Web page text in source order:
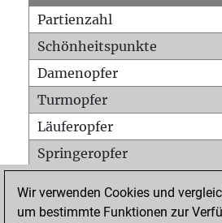
Partienzahl
Schönheitspunkte
Damenopfer
Turmopfer
Läuferopfer
Springeropfer
Matt auf vollem Brett
Wir verwenden Cookies und
um bestimmte Funktionen zur